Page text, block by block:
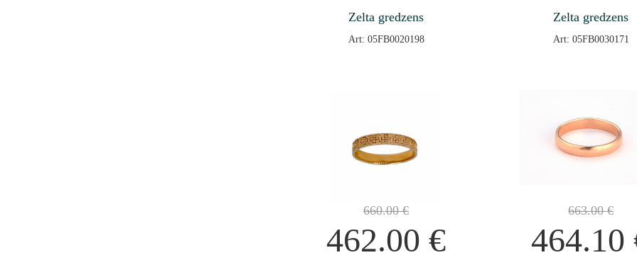
Zelta gredzens
Art: 05FB0020198
Zelta gredzens
Art: 05FB0030171
660.00€
462.00€
663.00€
464.10